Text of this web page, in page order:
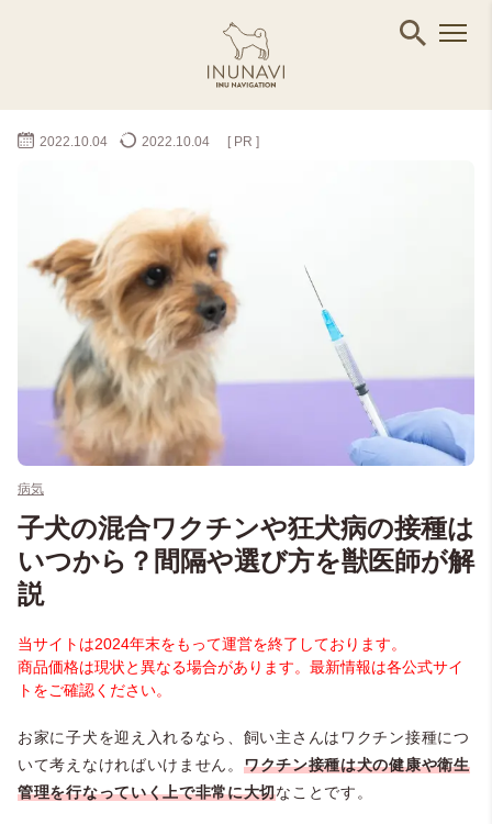
2022.10.04 2022.10.04 [ PR ]
病気
子犬の混合ワクチンや狂犬病の接種は
いつから？間隔や選び方を獣医師が解
説
当サイトは2024年末をもって運営を終了しております。
商品価格は現状と異なる場合があります。最新情報は各公式サイ
トをご確認ください。
お家に子犬を迎え入れるなら、飼い主さんはワクチン接種につ
いて考えなければいけません。 ワクチン接種は犬の健康や衛生
管理を行なっていく上で非常に大切なことです。